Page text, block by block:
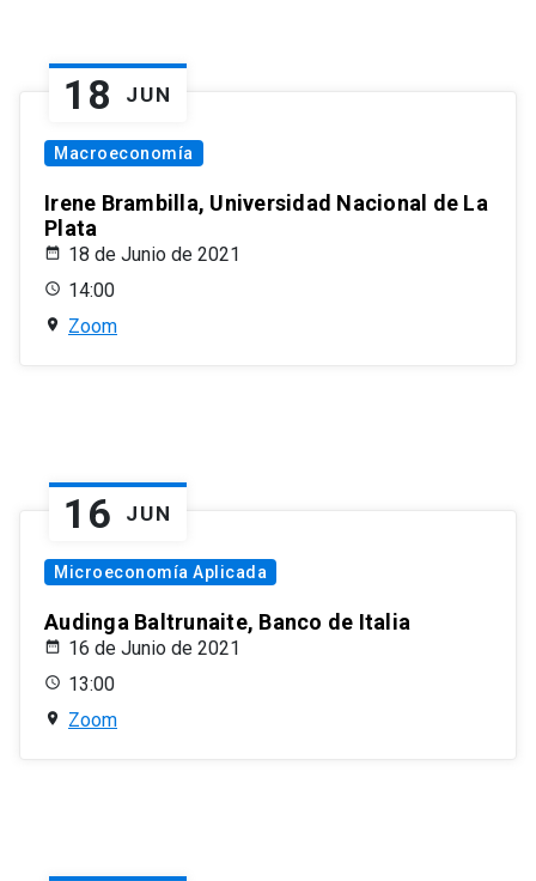
18 JUN
Macroeconomía
Irene Brambilla, Universidad Nacional de La
Plata
18 de Junio de 2021
14:00
Zoom
16 JUN
Microeconomía Aplicada
Audinga Baltrunaite, Banco de Italia
16 de Junio de 2021
13:00
Zoom